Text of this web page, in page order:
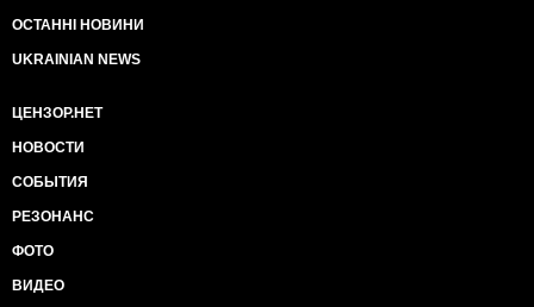
ОСТАННІ НОВИНИ
UKRAINIAN NEWS
ЦЕНЗОР.НЕТ
НОВОСТИ
СОБЫТИЯ
РЕЗОНАНС
ФОТО
ВИДЕО